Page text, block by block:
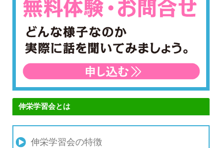
伸栄学習会とは
伸栄学習会の特徴